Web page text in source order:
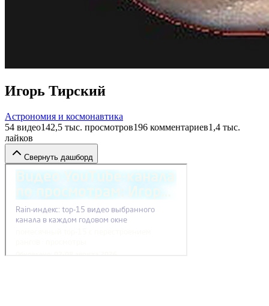
Игорь Тирский
Астрономия и космонавтика
54 видео142,5 тыс. просмотров196 комментариев1,4 тыс.
лайков
Свернуть дашборд